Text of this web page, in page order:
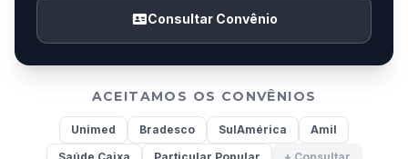
Consultar Convênio
ACEITAMOS OS CONVÊNIOS
Unimed Bradesco SulAmérica
Amil